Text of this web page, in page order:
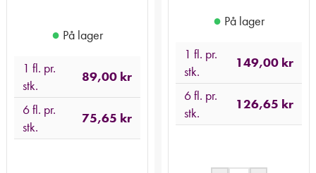
● På lager
1 fl. pr.
stk.
89,00 kr
6 fl. pr.
stk.
75,65 kr
● På lager
1 fl. pr.
stk.
149,00 kr
6 fl. pr.
stk.
126,65 kr